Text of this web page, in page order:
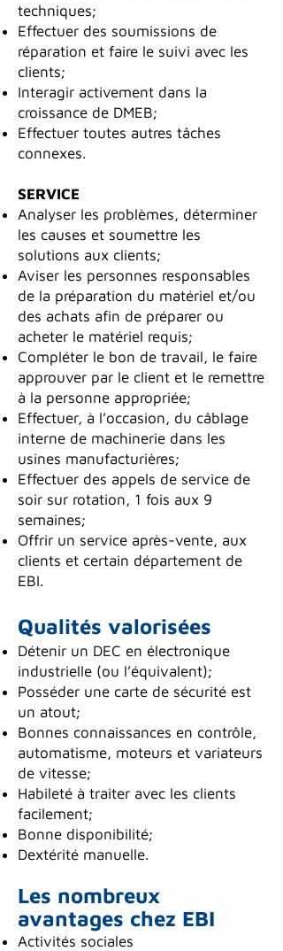
techniques;
Effectuer des soumissions de
réparation et faire le suivi avec les
clients;
Interagir activement dans la
croissance de DMEB;
Effectuer toutes autres tâches
connexes.
SERVICE
Analyser les problèmes, déterminer
les causes et soumettre les
solutions aux clients;
Aviser les personnes responsables
de la préparation du matériel et/ou
des achats afin de préparer ou
acheter le matériel requis;
Compléter le bon de travail, le faire
approuver par le client et le remettre
à la personne appropriée;
Effectuer, à l’occasion, du câblage
interne de machinerie dans les
usines manufacturières;
Effectuer des appels de service de
soir sur rotation, 1 fois aux 9
semaines;
Offrir un service après-vente, aux
clients et certain département de
EBI.
Qualités valorisées
Détenir un DEC en électronique
industrielle (ou l’équivalent);
Posséder une carte de sécurité est
un atout;
Bonnes connaissances en contrôle,
automatisme, moteurs et variateurs
de vitesse;
Habileté à traiter avec les clients
facilement;
Bonne disponibilité;
Dextérité manuelle.
Les nombreux
avantages chez EBI
Activités sociales